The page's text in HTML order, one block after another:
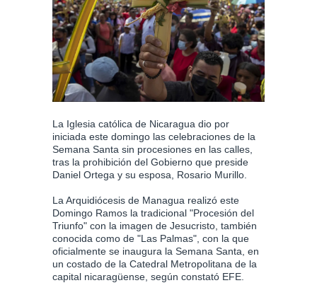
La Iglesia católica de Nicaragua dio por
iniciada este domingo las celebraciones de la
Semana Santa sin procesiones en las calles,
tras la prohibición del Gobierno que preside
Daniel Ortega y su esposa, Rosario Murillo.
La Arquidiócesis de Managua realizó este
Domingo Ramos la tradicional "Procesión del
Triunfo" con la imagen de Jesucristo, también
conocida como de "Las Palmas", con la que
oficialmente se inaugura la Semana Santa, en
un costado de la Catedral Metropolitana de la
capital nicaragüense, según constató EFE.